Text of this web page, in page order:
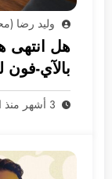
وليد رضا
هل انتهى
بالآي-
3 أشهر منذ النشر